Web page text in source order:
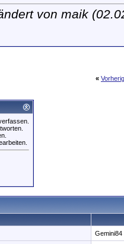
von maik
«
Gemini84